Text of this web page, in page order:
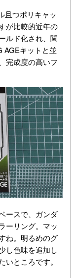
且つポリキャッ
が比較的近年の
ルド化され、関
AGEキットと並
完成度の高いフ
ースで、ガンダ
ーリング。マッ
ね。明るめのグ
し色味を追加し
ところです。